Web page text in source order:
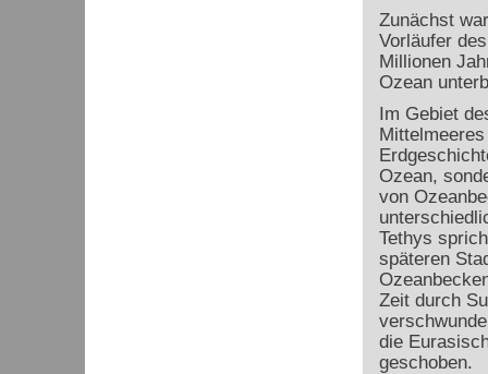
Zunächst
Vorläufer
Millionen
Ozean
Im Gebiet
Ozean,
von
Tethys
späteren
Zeit durch
die
geschoben.